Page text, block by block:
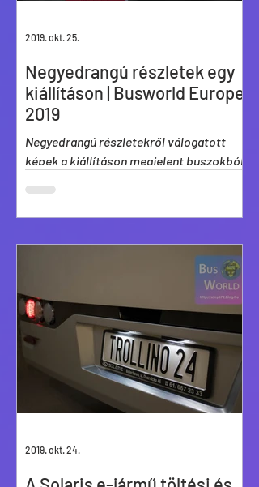
Negyedrangú részletek egy
kiállításon | Busworld Europe
2019
Negyedrangú részletekről válogatott
képek a kiállításon megjelent buszokból:
2019. okt. 25.
2019. okt. 24.